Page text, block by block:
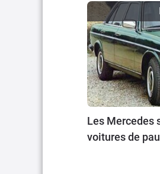
Les Mercedes
voitures de